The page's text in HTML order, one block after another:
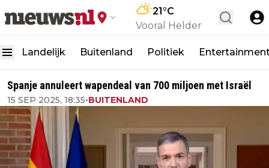
21°C
Vooral Helder
Landelijk Buitenland Politiek
Spanje annuleert wapendeal van 700 miljoen met Israël
15 SEP 2025, 18:35•BUITENLAND